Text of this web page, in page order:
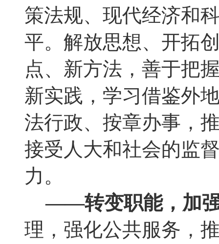
策法规、现代经济和
平。解放思想、开拓
点、新方法，善于把
新实践，学习借鉴外
法行政、按章办事，
接受人大和社会的监
力。
——转变职能， 加
理，强化公共服务 ，